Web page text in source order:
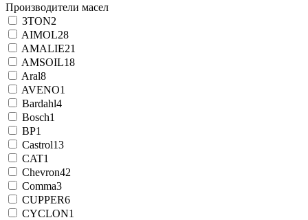
Производители масел
3TON2
AIMOL28
AMALIE21
AMSOIL18
Aral8
AVENO1
Bardahl4
Bosch1
BP1
Castrol13
CAT1
Chevron42
Comma3
CUPPER6
CYCLON1